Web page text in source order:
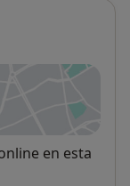
nueva
en esta